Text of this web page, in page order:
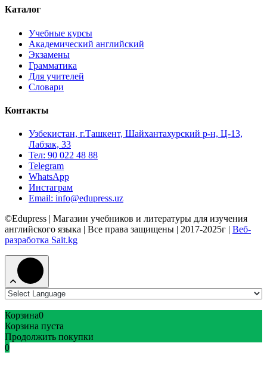
Каталог
Учебные курсы
Академический английский
Экзамены
Грамматика
Для учителей
Словари
Контакты
Узбекистан, г.Ташкент, Шайхантахурский р-н, Ц-13,
Лабзак, 33
Тел: 90 022 48 88
Telegram
WhatsApp
Инстаграм
Email: info@edupress.uz
©Edupress | Магазин учебников и литературы для изучения
английского языка | Все права защищены | 2017-2025г | Веб-
разработка Sait.kg
Корзина0
Корзина пуста
Продолжить покупки
0